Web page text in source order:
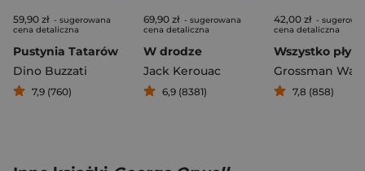
59,90 zł - sugerowana
cena detaliczna
Pustynia Tatarów
Dino Buzzati
7,9 (760)
69,90 zł - sugerowana
cena detaliczna
W drodze
Jack Kerouac
6,9 (8381)
42,00 zł -
cena detaliczna
Wszystko
Grossman
7,8 (858)